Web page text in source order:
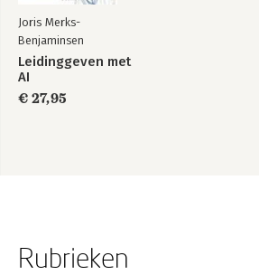
Joris Merks-
Benjaminsen
Leidinggeven met
AI
€ 27,95
Rubrieken